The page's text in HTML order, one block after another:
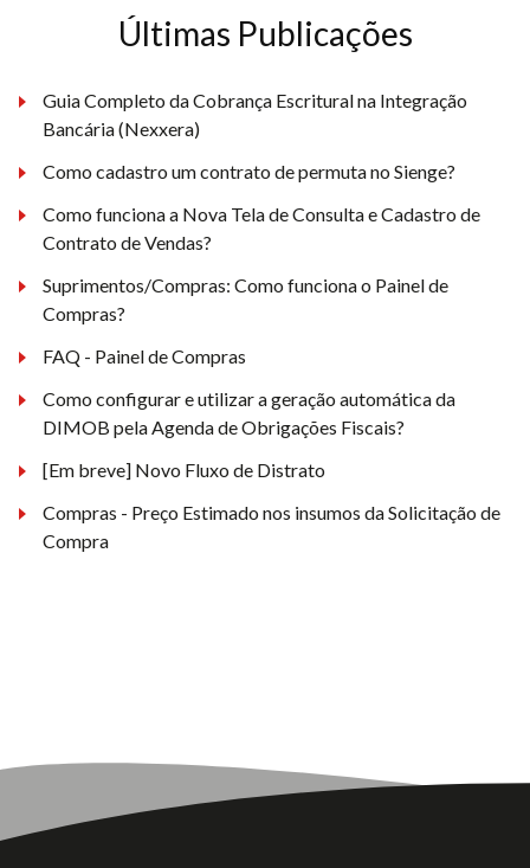
Últimas Publicações
Guia Completo da Cobrança Escritural na Integração
Bancária (Nexxera)
Como cadastro um contrato de permuta no Sienge?
Como funciona a Nova Tela de Consulta e Cadastro de
Contrato de Vendas?
Suprimentos/Compras: Como funciona o Painel de
Compras?
FAQ - Painel de Compras
Como configurar e utilizar a geração automática da
DIMOB pela Agenda de Obrigações Fiscais?
[Em breve] Novo Fluxo de Distrato
Compras - Preço Estimado nos insumos da Solicitação de
Compra